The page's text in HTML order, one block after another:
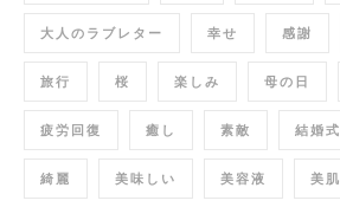
大人のラブレター 幸せ 感謝
旅行 桜 楽しみ 母の日
疲労回復 癒し 素敵 結婚式
綺麗 美味しい 美容液 美肌